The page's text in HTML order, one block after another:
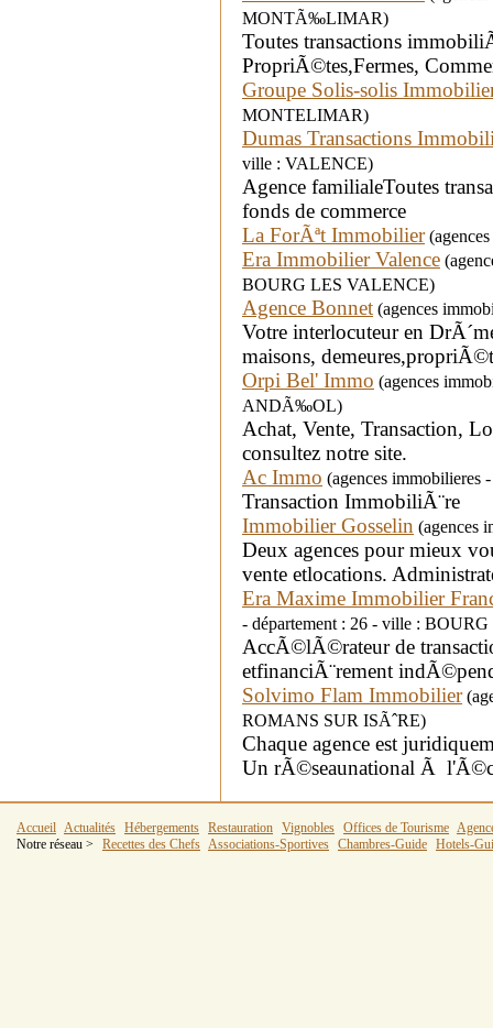
MONTÃ‰LIMAR)
Toutes transactions
PropriÃ©tes,Fermes,
Groupe Solis-solis
MONTELIMAR)
Dumas Transactions
ville : VALENCE)
Agence familialeToutes
fonds de commerce
La ForÃªt Immobilier
Era Immobilier Valence
BOURG LES VALENCE)
Agence Bonnet (agences
Votre interlocuteur en
maisons,
Orpi Bel' Immo (agences
ANDÃ‰OL)
Achat, Vente, Transaction,
consultez notre site.
Ac Immo (agences
Transaction ImmobiliÃ¨re
Immobilier Gosselin (agences
Deux agences pour mieux
vente etlocations.
Era Maxime Immobilier
- département : 26 - ville :
AccÃ©lÃ©rateur de
etfinanciÃ¨rement
Solvimo Flam Immobilier
ROMANS SUR ISÃˆRE)
Chaque agence est
Un rÃ©seaunational Ã
Accueil Actualités Hébergements Restauration Vignobles Offices de Tourisme
Notre réseau >
Recettes des Chefs Associations-Sportives Chambres-Guide Hotels-